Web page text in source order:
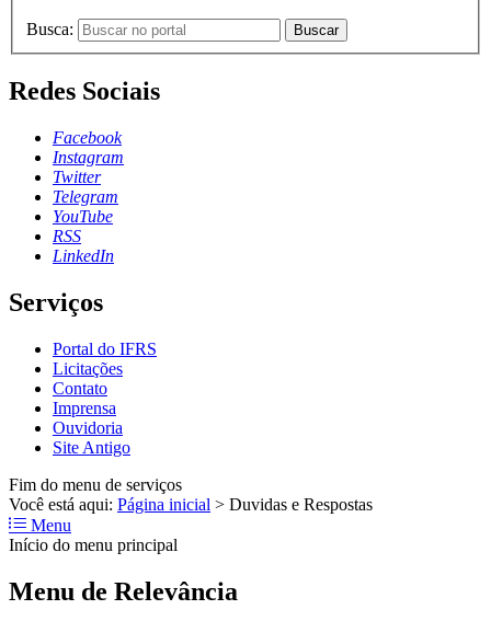
Busca: Buscar
Redes Sociais
Facebook
Instagram
Twitter
Telegram
YouTube
RSS
LinkedIn
Serviços
Portal do IFRS
Licitações
Contato
Imprensa
Ouvidoria
Site Antigo
Fim do menu de serviços
Você está aqui: Página inicial > Duvidas e Respostas
Menu
Início do menu principal
Menu de Relevância